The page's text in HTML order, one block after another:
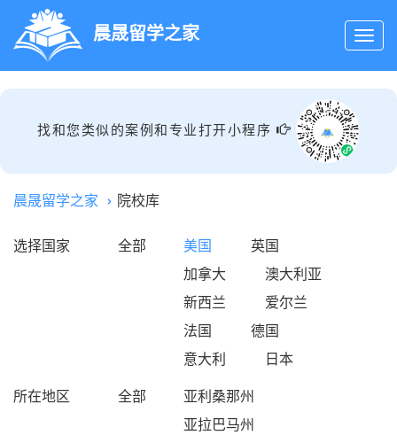
晨晟留学之家
找和您类似的案例和专业打开小程序
晨晟留学之家 院校库
选择国家 全部 美国
英国
加拿大
澳大利亚
新西兰
爱尔兰
法国
德国
意大利
日本
所在地区
全部
亚利桑那州
亚拉巴马州